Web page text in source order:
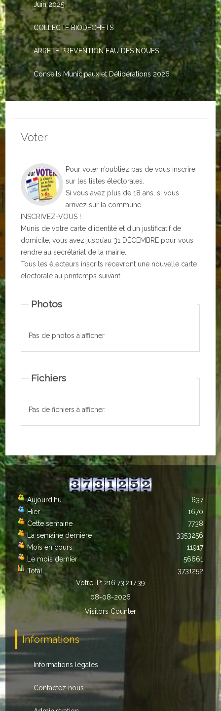
INDISPENSABLES
Nouveaux arrivants
Le PACS
Voter
Bientôt 16 ans
Urbanisme
Santé
Social
Culturel
Divers
Arrêtes en cours
ECOLES
Ecole publique
Ecole privée
ASSOCIATIONS
Culturelles
Parents d'élèves
Autres
ENTREPRISES
L'agriculture
Capitale du chrysanthème
Nos entreprises
Industries
Transports
Commerces
Hotels/Restaurants
Garages
Juin 2025
COLLECTE BIODECHETS
ARRETE PREVENTION EAU DES NOUES
Conseils Municipaux et Délibérations 2026
Voter
Pour voter n’oubliez pas de vous inscrire
sur les listes électorales.
Si vous avez plus de 18 ans, si vous
arrivez sur la commune
INSCRIVEZ-VOUS !
Munis de votre carte d’identité et d’un justificatif de
domicile, vous avez jusqu’au 31 DÉCEMBRE pour vous
rendre au secrétariat de la mairie.
Tous les électeurs inscrits recevront une nouvelle carte
électorale au printemps suivant.
Photos
Pas de photos à afficher
Fichiers
Pas de fichiers à afficher.
Aujourd'hu
Hier
Cette semaine
La semaine dernière
Mois en cours
Le mois dernier
Total
637
1670
7738
3353256
11917
56661
3731252
Votre IP: 216.73.217.39
08-08-2026
Visitors Counter
Informations
Informations légales
Contactez nous